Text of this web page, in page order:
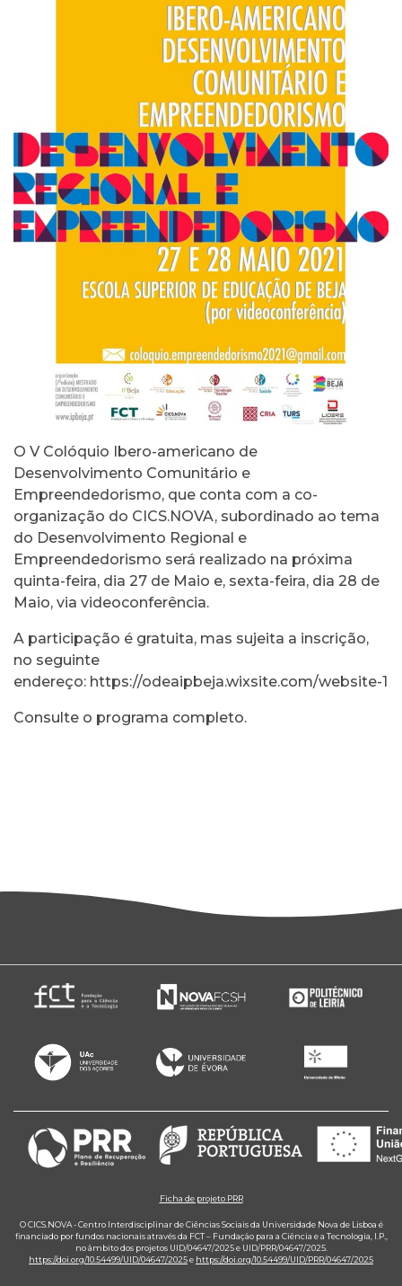
O V Colóquio Ibero-americano de
Desenvolvimento Comunitário e
Empreendedorismo, que conta com a co-
organização do CICS.NOVA, subordinado ao tema
do Desenvolvimento Regional e
Empreendedorismo será realizado na próxima
quinta-feira, dia 27 de Maio e, sexta-feira, dia 28 de
Maio, via videoconferência.
A participação é gratuita, mas sujeita a inscrição,
no seguinte
endereço: https://odeaipbeja.wixsite.com/website-1
Consulte o programa completo.
Ficha de projeto PRR
O CICS.NOVA - Centro Interdisciplinar de Ciências Sociais da Universidade Nova de Lisboa é
financiado por fundos nacionais através da FCT – Fundação para a Ciência e a Tecnologia, I.P.,
no âmbito dos projetos UID/04647/2025 e UID/PRR/04647/2025.
https://doi.org/10.54499/UID/04647/2025e https://doi.org/10.54499/UID/PRR/04647/2025